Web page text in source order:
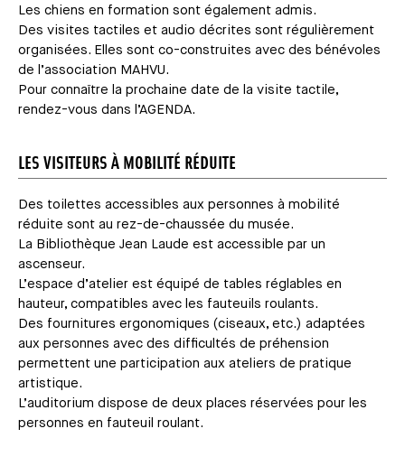
Les chiens en formation sont également admis.
Des visites tactiles et audio décrites sont régulièrement
organisées. Elles sont co-construites avec des bénévoles
de l’association MAHVU.
Pour connaître la prochaine date de la visite tactile,
rendez-vous dans l’AGENDA.
LES VISITEURS À MOBILITÉ RÉDUITE
Des toilettes accessibles aux personnes à mobilité
réduite sont au rez-de-chaussée du musée.
La Bibliothèque Jean Laude est accessible par un
ascenseur.
L’espace d’atelier est équipé de tables réglables en
hauteur, compatibles avec les fauteuils roulants.
Des fournitures ergonomiques (ciseaux, etc.) adaptées
aux personnes avec des difficultés de préhension
permettent une participation aux ateliers de pratique
artistique.
L’auditorium dispose de deux places réservées pour les
personnes en fauteuil roulant.